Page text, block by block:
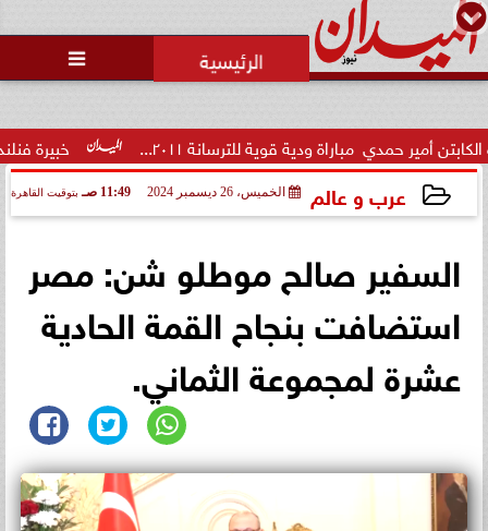

خبيرة فنلندية تُفجر مفاجأة: قوية للترسانة ٢٠١١...
عرب و عالم الخميس، 26 ديسمبر 2024 11:49 صـ بتوقيت القاهرة
السفير صالح موطلو شن: مصر
استضافت بنجاح القمة الحادية
عشرة لمجموعة الثماني‎.
الاتحاد العربي للتطوع يرعى
مسابقة وسام الخير